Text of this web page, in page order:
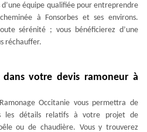
d’une équipe qualifiée pour entreprendre
à Fonsorbes et ses environs.
sérénité ; vous bénéficierez d’une
réchauffer.
votre devis ramoneur à
Occitanie vous permettra de
les détails relatifs à votre projet de
ou de chaudière. Vous y trouverez